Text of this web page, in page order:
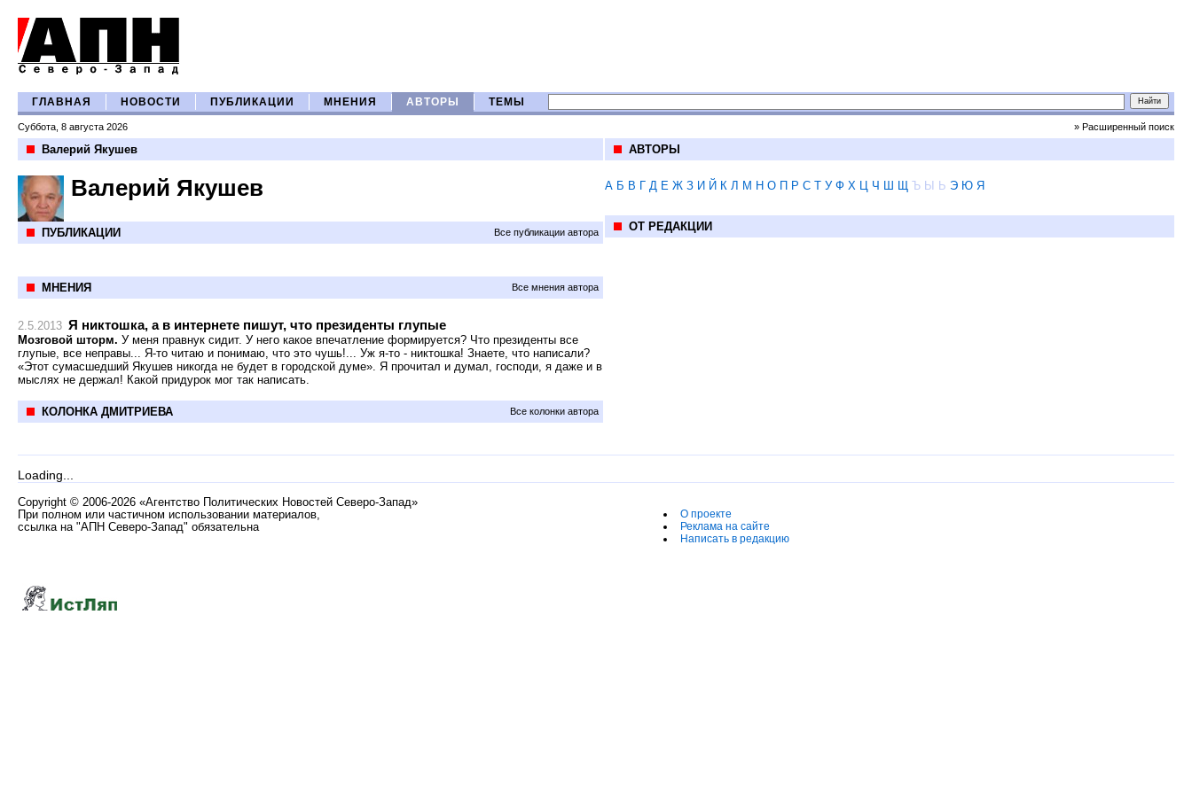
ГЛАВНАЯ НОВОСТИ ПУБЛИКАЦИИ МНЕНИЯ АВТОРЫ ТЕМЫ
Суббота, 8 августа 2026 » Расширенный поиск
Валерий Якушев
Валерий Якушев
ПУБЛИКАЦИИ Все публикации автора
МНЕНИЯ Все мнения автора
2.5.2013 Я никтошка, а в интернете пишут, что президенты глупые
Мозговой шторм. У меня правнук сидит. У него какое впечатление формируется? Что президенты все
глупые, все неправы... Я-то читаю и понимаю, что это чушь!... Уж я-то - никтошка! Знаете, что написали?
«Этот сумасшедший Якушев никогда не будет в городской думе». Я прочитал и думал, господи, я даже и в
мыслях не держал! Какой придурок мог так написать.
КОЛОНКА ДМИТРИЕВА Все колонки автора
АВТОРЫ
А Б В Г Д Е Ж З И Й К Л М Н О П Р С Т У Ф Х Ц Ч Ш Щ Ъ Ы Ь Э Ю Я
ОТ РЕДАКЦИИ
Loading...
Copyright © 2006-2026 «Агентство Политических Новостей Северо-Запад»
При полном или частичном использовании материалов,
ссылка на "АПН Северо-Запад" обязательна
О проекте
Реклама на сайте
Написать в редакцию